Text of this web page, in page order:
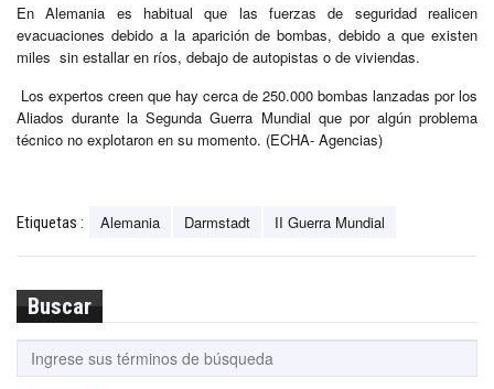
En Alemania es habitual que las fuerzas de seguridad realicen
evacuaciones debido a la aparición de bombas, debido a que existen
miles sin estallar en ríos, debajo de autopistas o de viviendas.
Los expertos creen que hay cerca de 250.000 bombas lanzadas por los
Aliados durante la Segunda Guerra Mundial que por algún problema
técnico no explotaron en su momento. (ECHA- Agencias)
Etiquetas : Alemania Darmstadt II Guerra Mundial
Buscar